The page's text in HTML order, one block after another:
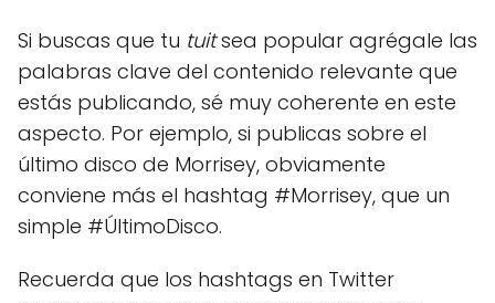
Si buscas que tu tuitsea popular agrégale las
palabras clave del contenido relevante que
estás publicando, sé muy coherente en este
aspecto. Por ejemplo, si publicas sobre el
último disco de Morrisey, obviamente
conviene más el hashtag #Morrisey, que un
simple #ÚltimoDisco.
Recuerda que los hashtags en Twitter